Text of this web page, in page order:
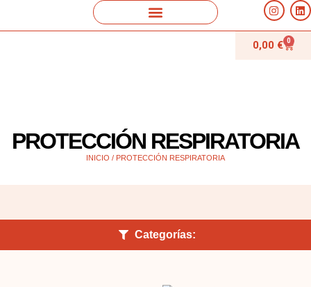
0,00 € 0
PROTECCIÓN RESPIRATORIA
INICIO / PROTECCIÓN RESPIRATORIA
Categorías: